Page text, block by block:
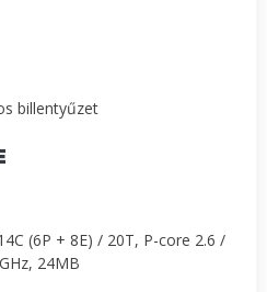
billentyűzet
(6P + 8E) / 20T, P-core 2.6 /
24MB